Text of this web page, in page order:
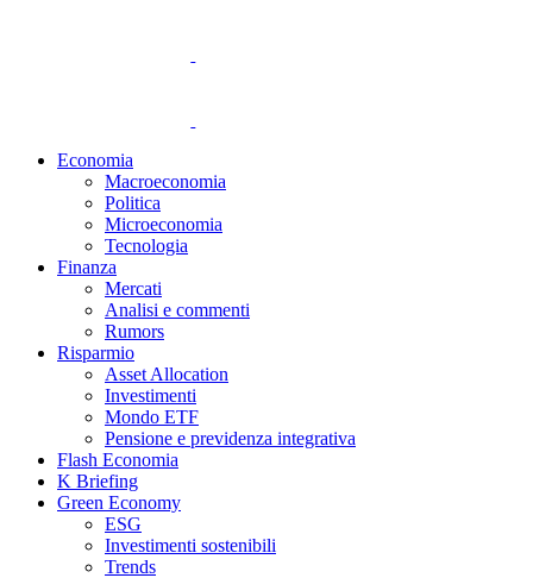
Economia
Macroeconomia
Politica
Microeconomia
Tecnologia
Finanza
Mercati
Analisi e commenti
Rumors
Risparmio
Asset Allocation
Investimenti
Mondo ETF
Pensione e previdenza integrativa
Flash Economia
K Briefing
Green Economy
ESG
Investimenti sostenibili
Trends